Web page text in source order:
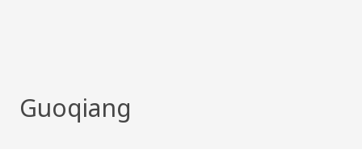
Guoqiang